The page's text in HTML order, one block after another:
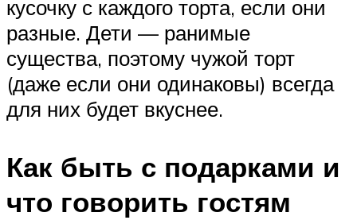
кусочку с каждого торта, если они
разные. Дети — ранимые
существа, поэтому чужой торт
(даже если они одинаковы) всегда
для них будет вкуснее.
Как быть с подарками и
что говорить гостям